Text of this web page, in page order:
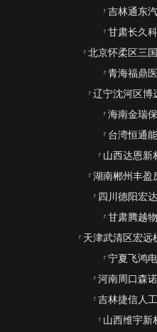
吉林通东
甘肃长久
北京怀柔区三
青海福鼎
辽宁沈河区博
海南金瑞
台湾恒通
山西达恩新
湖南郴州丰盈
四川德阳宏
甘肃腾越
天津武清区宏远
宁夏飞鸿
河南周口森
吉林捷信人
山西维宇新